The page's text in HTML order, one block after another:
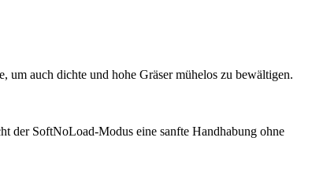
auch dichte und hohe Gräser mühelos zu bewältigen.
der SoftNoLoad-Modus eine sanfte Handhabung ohne